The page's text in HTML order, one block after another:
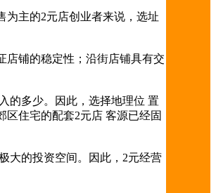
为主的2元店创业者来说，选址
铺的稳定性；沿街店铺具有交
的多少。因此，选择地理位 置
住宅的配套2元店 客源已经固
大的投资空间。因此，2元经营